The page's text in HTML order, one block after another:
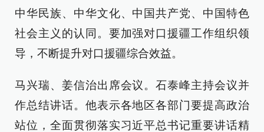
中华民族、中华文化、中国共产党、中国特色
社会主义的认同。要加强对口援疆工作组织领
导，不断提升对口援疆综合效益。
马兴瑞、姜信治出席会议。石泰峰主持会议并
作总结讲话。他表示各地区各部门要提高政治
站位，全面贯彻落实习近平总书记重要讲话精